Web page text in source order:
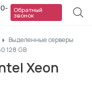
Обратный
звонок
Выделенные серверы
128 GB
Xeon